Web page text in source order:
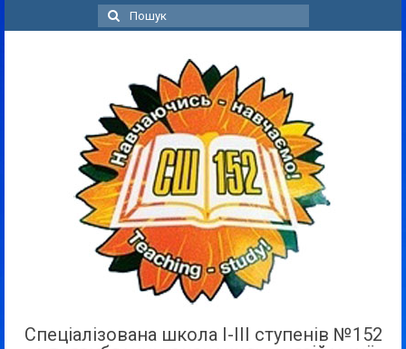
Пошук
для:
Спеціалізована школа І-ІІІ ступенів №152